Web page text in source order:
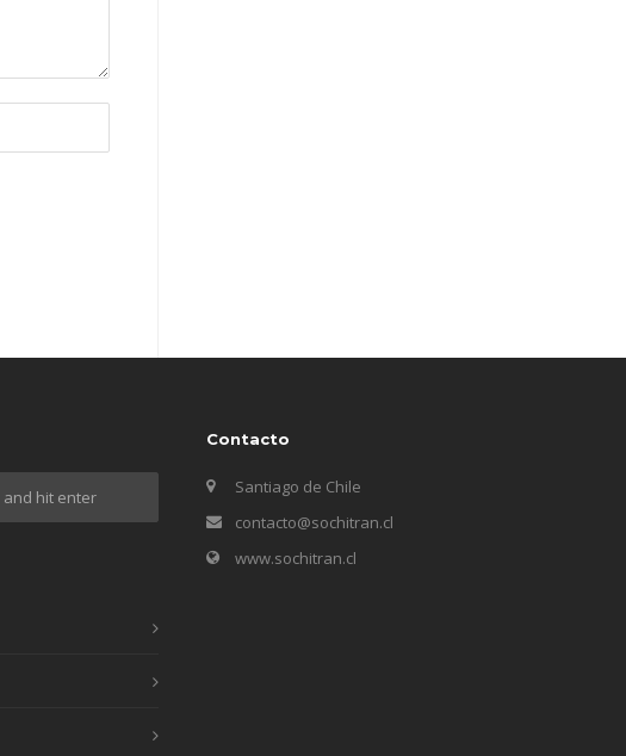
Contacto
Santiago de Chile
contacto@sochitran.cl
www.sochitran.cl